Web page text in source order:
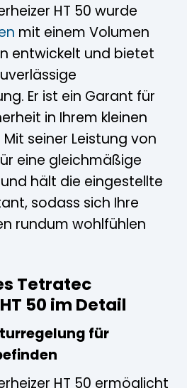
HT 50 wurde
mit einem Volumen
entwickelt und bietet
Er ist ein Garant für
in Ihrem kleinen
seiner Leistung von
eine gleichmäßige
hält die eingestellte
sodass sich Ihre
rundum wohlfühlen
Tetratec
50 im Detail
für
HT 50 ermöglicht